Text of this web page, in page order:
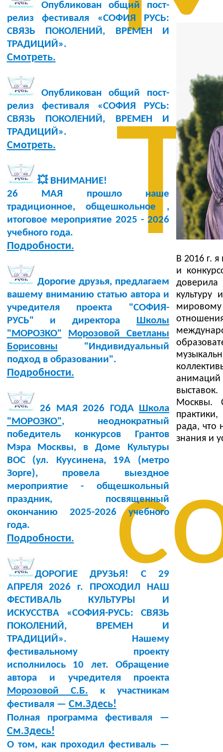
Опубликован общий пост-
релиз фестиваля «СОФИЯ РУСЬ:
СВЯЗЬ ПОКОЛЕНИЙ, ВРЕМЕН И
ТРАДИЦИЙ».
Смотреть.
Опубликован общий пост-
релиз фестиваля «СОФИЯ РУСЬ:
СВЯЗЬ ПОКОЛЕНИЙ, ВРЕМЕН И
ТРАДИЦИЙ».
Смотреть.
💥 ВНИМАНИЕ!
26 МАЯ прошло наше
традиционное, общешкольное ,
итоговое мероприятие 2025 - 2026
учебного года.
Подробности.
Дорогие друзья, предлагаем
вашему вниманию статью автора и
учредителя проекта "СОФИЯ-
РУСЬ" и директора Школы
"МОРОЗКО"
Морозовой Светланы
Борисовны "Индивидуальный
подход в образовании".
Подробности.
26 МАЯ 2026 ГОДА Школа
"МОРОЗКО", неоднократный
победитель конкурсов Грантов
Мэра Москвы, в Доме Культуры
BOC (ул. Куусинена, 19А (метро
Зорге), провела выездное
мероприятие - общешкольный
праздник, посвященный
окончанию 2025-2026 учебного
года.
Подробности.
ДОРОГИЕ ДРУЗЬЯ! С 29
АПРЕЛЯ 2026 г. ПРОХОДИЛ НАШ
ФЕСТИВАЛЬ КУЛЬТУРЫ И
ИСКУССТВА «СОФИЯ-РУСЬ: СВЯЗЬ
ПОКОЛЕНИЙ, ВРЕМЕН И
ТРАДИЦИЙ». Нашему
фестивальному проекту
исполнилось 10 лет. Обращение
автора и учредителя проекта
Морозовой С.Б. к участникам
фестиваля — См.Здесь!
Полная программа фестиваля —
См.Здесь!
О том, как проходил фестиваль —
В 2016 г.
и
культуру
Москвы.
рада, что
знания и